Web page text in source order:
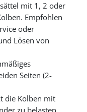
mit 1, 2 oder
Empfohlen
oder
Lösen von
Seiten (2-
die Kolben mit